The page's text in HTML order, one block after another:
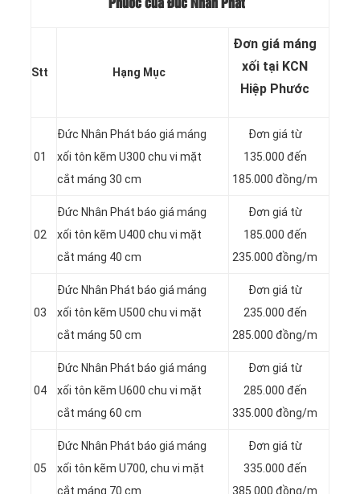
Phước của Đức Nhân Phát
Stt Hạng Mục
Đơn giá máng
xối tại KCN
Hiệp Phước
01
Đức Nhân Phát báo giá máng
xối tôn kẽm U300 chu vi mặt
cắt máng 30 cm
Đơn giá từ
135.000 đến
185.000 đồng/m
02
Đức Nhân Phát báo giá máng
xối tôn kẽm U400 chu vi mặt
cắt máng 40 cm
Đơn giá từ
185.000 đến
235.000 đồng/m
03
Đức Nhân Phát báo giá máng
xối tôn kẽm U500 chu vi mặt
cắt máng 50 cm
Đơn giá từ
235.000 đến
285.000 đồng/m
04
Đức Nhân Phát báo giá máng
xối tôn kẽm U600 chu vi mặt
cắt máng 60 cm
Đơn giá từ
285.000 đến
335.000 đồng/m
05
Đức Nhân Phát báo giá máng
xối tôn kẽm U700, chu vi mặt
cắt máng 70 cm
Đơn giá từ
335.000 đến
385.000 đồng/m